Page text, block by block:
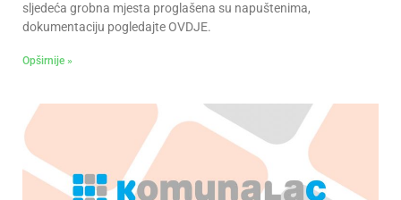
sljedeća grobna mjesta proglašena su napuštenima,
dokumentaciju pogledajte OVDJE.
Opširnije »